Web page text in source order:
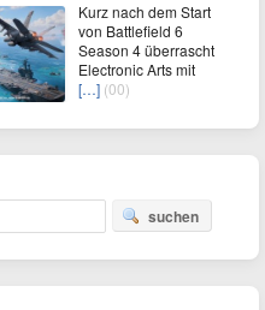
Kurz nach dem Start
von Battlefield 6
Season 4 überrascht
Electronic Arts mit
[…] (00)
suchen